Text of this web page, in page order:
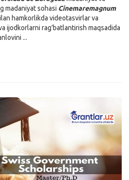
madaniyat sohasi Cinemaremagnum
hamkorlikda videotasvirlar va
ijodkorlarni rag’batlantirish maqsadida
...